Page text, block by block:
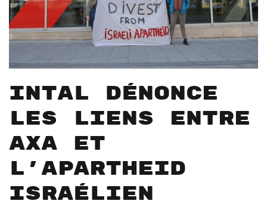
intal dénonce
les liens entre
AXA et
l’apartheid
israélien